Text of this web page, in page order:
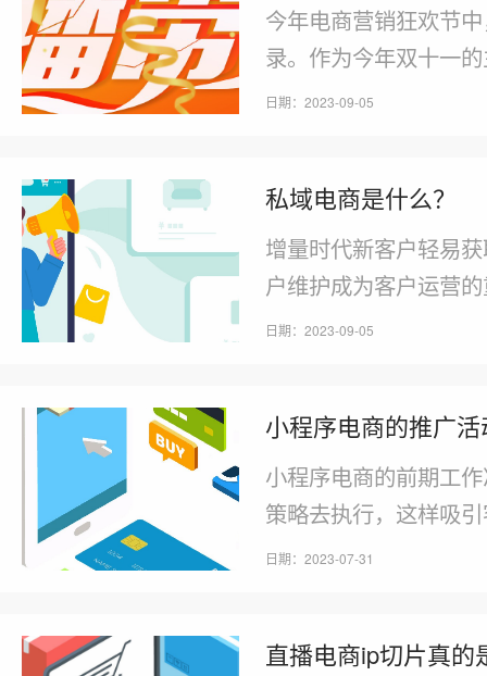
今年电商营销狂欢节
录。作为今年双十一
力。淘宝直播在今年
货。为什么各大商家
日期：2023-09-05
私域电商是什么？
增量时代新客户轻易
户维护成为客户运营
来说说私域电商。私
模式下，平台是品牌
交易数据及客户关系
日期：2023-09-05
小程序电商的推广
小程序电商的前期工
策略去执行，这样吸
以，在小程序电商推
日期：2023-07-31
直播电商ip切片真的